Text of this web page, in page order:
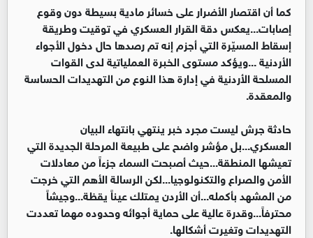
كما أن اقتصار الأضرار على خسائر مادية بسيطة دون وقوع
إصابات...يعكس دقة القرار العسكري في توقيت وطريقة
إسقاط المسيّرة التي أجزم إنه تم رصدها حال دخول الأجواء
الأردنية ...ويؤكد مستوى الخبرة العملياتية لدى القوات
المسلحة الأردنية في إدارة هذا النوع من التهديدات الحساسة
والمعقدة.
حادثة جرش ليست مجرد خبر ينتهي بانتهاء البيان
العسكري...بل مؤشر واضح على طبيعة المرحلة الجديدة التي
تعيشها المنطقة...حيث أصبحت السماء جزءاً من معادلات
الأمن والصراع والتكنولوجيا...لكن الرسالة الأهم التي خرجت
من المشهد بأكمله...أن الأردن يمتلك عيناً يقظة...وجيشاً
محترفاً...وقدرة عالية على حماية أجوائه وحدوده مهما تعددت
التهديدات وتغيرت أشكالها.